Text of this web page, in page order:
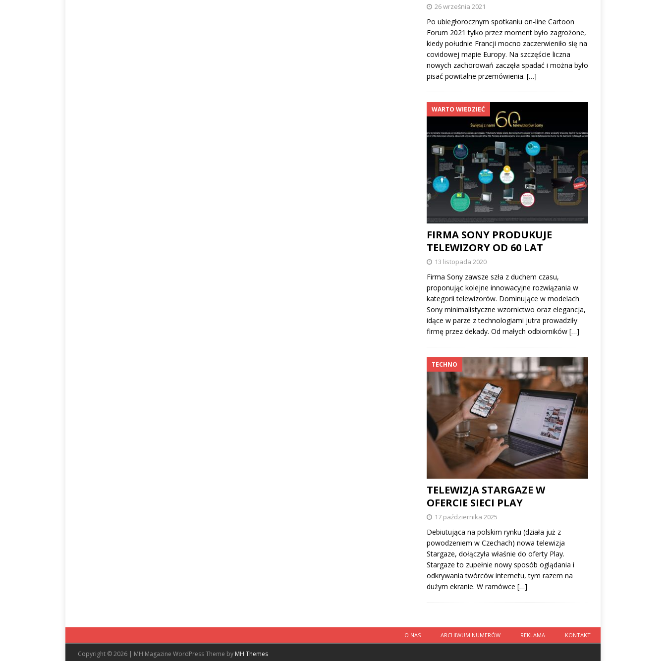
26 września 2021
Po ubiegłorocznym spotkaniu on-line Cartoon
Forum 2021 tylko przez moment było zagrożone,
kiedy południe Francji mocno zaczerwieniło się na
covidowej mapie Europy. Na szczęście liczna
nowych zachorowań zaczęła spadać i można było
pisać powitalne przemówienia. […]
WARTO WIEDZIEĆ
FIRMA SONY PRODUKUJE
TELEWIZORY OD 60 LAT
13 listopada 2020
Firma Sony zawsze szła z duchem czasu,
proponując kolejne innowacyjne rozwiązania w
kategorii telewizorów. Dominujące w modelach
Sony minimalistyczne wzornictwo oraz elegancja,
idące w parze z technologiami jutra prowadziły
firmę przez dekady. Od małych odbiorników […]
TECHNO
TELEWIZJA STARGAZE W
OFERCIE SIECI PLAY
17 października 2025
Debiutująca na polskim rynku (działa już z
powodzeniem w Czechach) nowa telewizja
Stargaze, dołączyła właśnie do oferty Play.
Stargaze to zupełnie nowy sposób oglądania i
odkrywania twórców internetu, tym razem na
dużym ekranie. W ramówce […]
O NAS ARCHIWUM NUMERÓW REKLAMA KONTAKT
Copyright © 2026 | MH Magazine WordPress Theme by MH Themes